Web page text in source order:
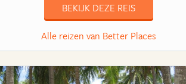
BEKIJK DEZE REIS
Alle reizen van Better Places